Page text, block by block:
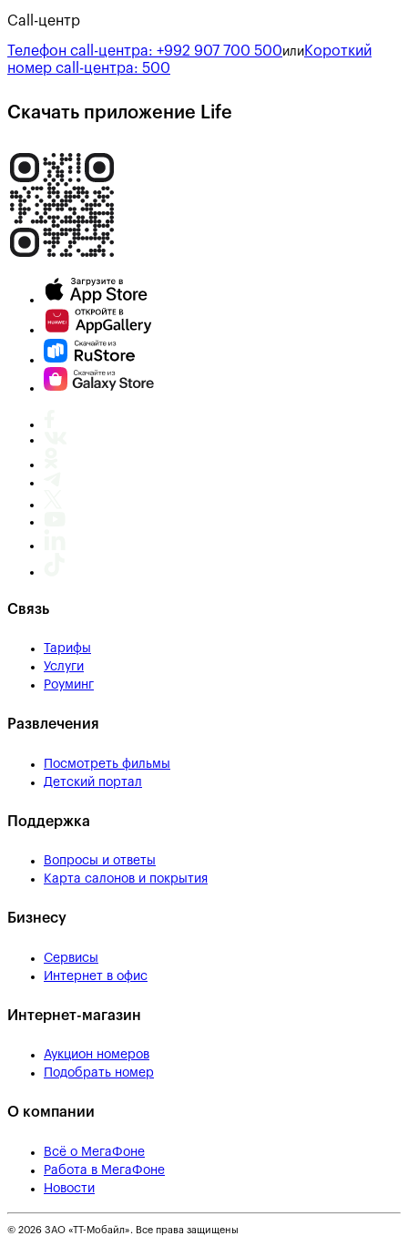
Call-центр
Телефон call-центра: +992 907 700 500или Короткий
номер call-центра: 500
Скачать приложение Life
Связь
Тарифы
Услуги
Роуминг
Развлечения
Посмотреть фильмы
Детский портал
Поддержка
Вопросы и ответы
Карта салонов и покрытия
Бизнесу
Сервисы
Интернет в офис
Интернет-магазин
Аукцион номеров
Подобрать номер
О компании
Всё о МегаФоне
Работа в МегаФоне
Новости
© 2026 ЗАО «ТТ-Мобайл». Все права защищены